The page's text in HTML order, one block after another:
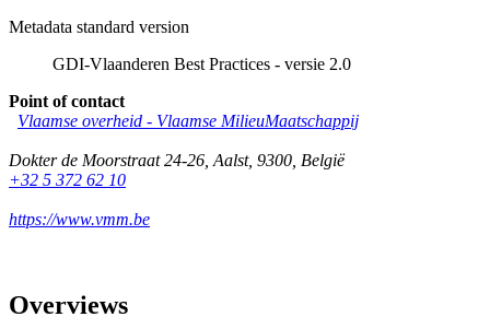
Metadata standard version
GDI-Vlaanderen Best Practices - versie 2.0
Point of contact
Vlaamse overheid - Vlaamse MilieuMaatschappij
Dokter de Moorstraat 24-26 Aalst, 9300 België
+32 5 372 62 10
https://www.vmm.be
Overviews